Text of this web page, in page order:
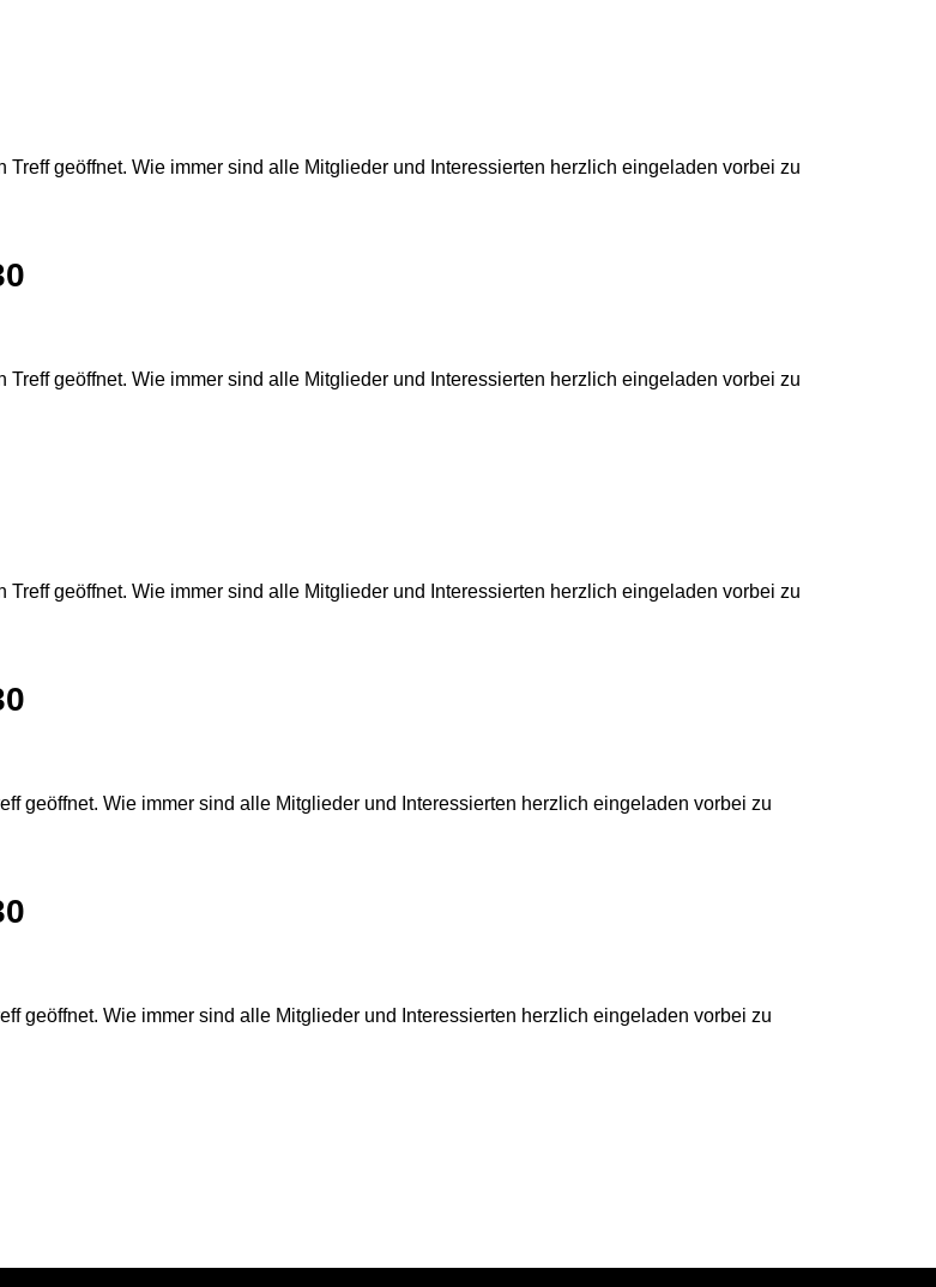
geöffnet. Wie immer sind alle Mitglieder und Interessierten herzlich eingeladen vorbei zu
geöffnet. Wie immer sind alle Mitglieder und Interessierten herzlich eingeladen vorbei zu
geöffnet. Wie immer sind alle Mitglieder und Interessierten herzlich eingeladen vorbei zu
geöffnet. Wie immer sind alle Mitglieder und Interessierten herzlich eingeladen vorbei zu
geöffnet. Wie immer sind alle Mitglieder und Interessierten herzlich eingeladen vorbei zu